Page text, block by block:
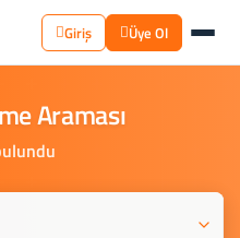
Giriş Üye Ol
Araması